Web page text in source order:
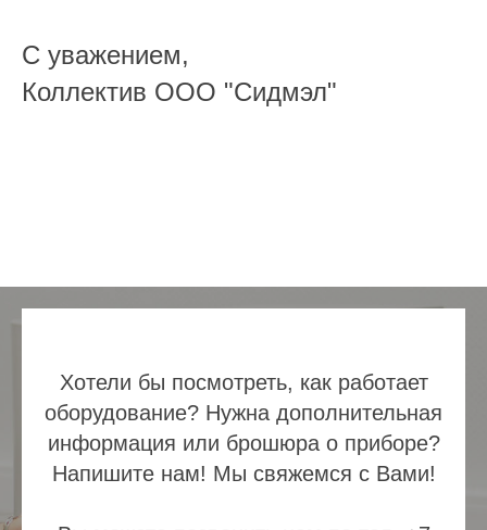
С уважением,
Коллектив ООО "Сидмэл"
Хотели бы посмотреть, как работает
оборудование? Нужна дополнительная
информация или брошюра о приборе?
Напишите нам! Мы свяжемся с Вами!